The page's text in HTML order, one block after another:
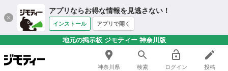
アプリならお得な情報を見逃さない！
インストール アプリで開く
地元の掲示板 ジモティー 神奈川版
神奈川県 検索 ログイン 投稿